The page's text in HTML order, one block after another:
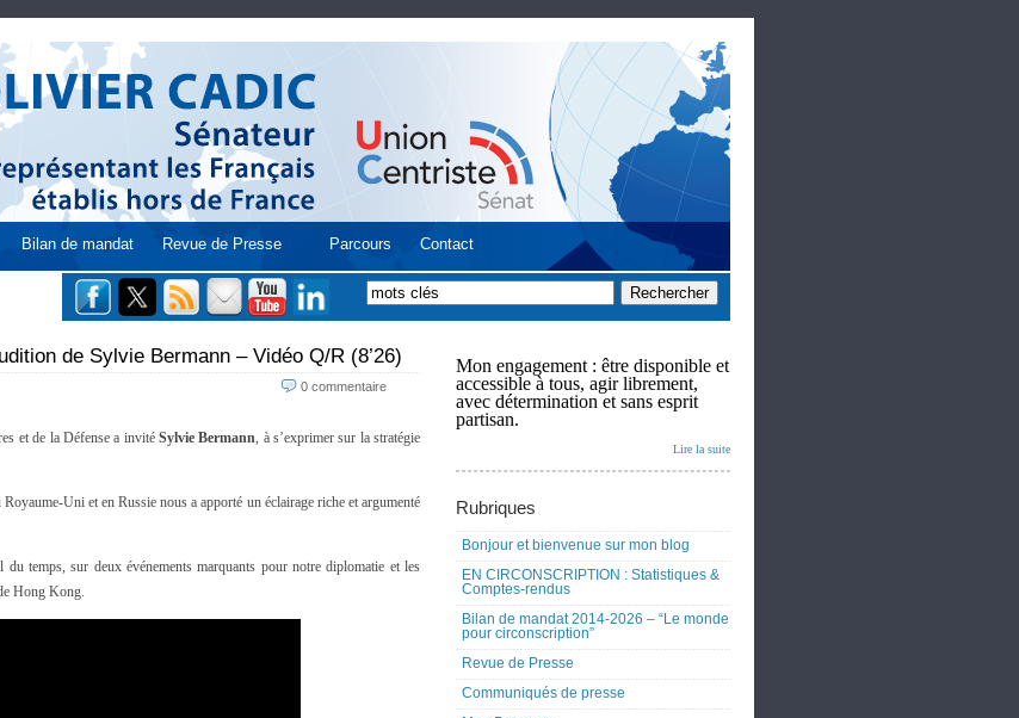
Bilan de mandat Revue de Presse Parcours Contact
de Sylvie Bermann – Vidéo Q/R (8’26)
0 commentaire
et de la Défense a invité Sylvie Bermann, à s’exprimer sur la stratégie
Uni et en Russie nous a apporté un éclairage riche et argumenté
temps, sur deux événements marquants pour notre diplomatie et les
Hong Kong.
Mon engagement : être disponible et
accessible à tous, agir librement,
avec détermination et sans esprit
partisan.
Lire la suite
Rubriques
Bonjour et bienvenue sur mon blog
EN CIRCONSCRIPTION : Statistiques &
Comptes-rendus
Bilan de mandat 2014-2026 – “Le monde
pour circonscription”
Revue de Presse
Communiqués de presse